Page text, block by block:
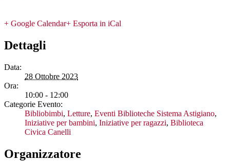
+ Google Calendar+ Esporta in iCal
Dettagli
Data:
28 Ottobre 2023
Ora:
10:00 - 12:00
Categorie Evento:
Bibliobimbi, Letture, Eventi Biblioteche Sistema Astigiano,
Iniziative per bambini, Iniziative per ragazzi, Biblioteca
Civica Canelli
Organizzatore